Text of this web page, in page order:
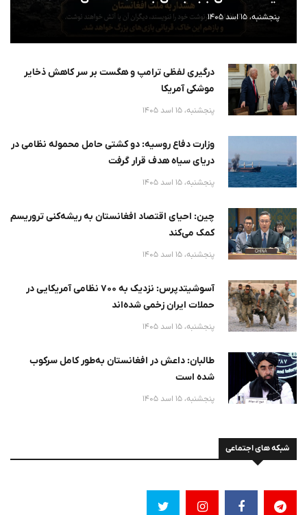
پنجشنبه، 15 اسد 1405
درگیری لفظی ترامپ و هگست بر سر کاهش ذخایر
موشکی آمریکا
پنجشنبه، 15 اسد 1405
وزارت دفاع روسیه: دو کشتی حامل محموله نظامی در
دریای سیاه هدف قرار گرفت
پنجشنبه، 15 اسد 1405
چین: احیای اقتصاد افغانستان به ریشه‌کنی تروریسم
کمک می‌کند
پنجشنبه، 15 اسد 1405
آسوشیتدپرس: نزدیک به ۷۰۰ نظامی آمریکایی در
حملات ایران زخمی شده‌اند
پنجشنبه، 15 اسد 1405
طالبان: داعش در افغانستان به‌طور کامل سرکوب
شده است
پنجشنبه، 15 اسد 1405
شبکه های اجتماعی